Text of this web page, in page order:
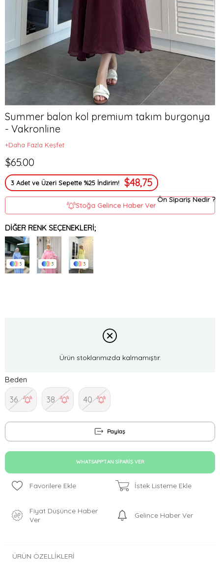
Summer balon kol premium takım burgonya
- Vakronline
+Daha Fazla Keşfet
$65.00
3 Adet ve Üzeri Sepette %25 İndirim! $48,75
Ön Sipariş Nedir ?
Stoğa Gelince Haber Ver
DIĞER RENK SEÇENEKLERI;
3 3 3
Ürün stoklarımızda kalmamıştır.
Beden
36 38 40
Paylaş
WHATSAPP'TAN SIPARIŞ VER
Favorilere Ekle İstek Listeme Ekle
Fiyat Düşünce Haber
Ver
Gelince Haber Ver
ÜRÜN ÖZELLIKLERI